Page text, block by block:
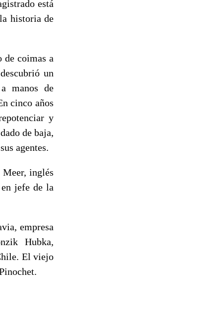
está
historia de
de coimas a
un
manos de
cinco años
y
de baja,
agentes.
Meer, inglés
jefe de la
empresa
Hubka,
El viejo